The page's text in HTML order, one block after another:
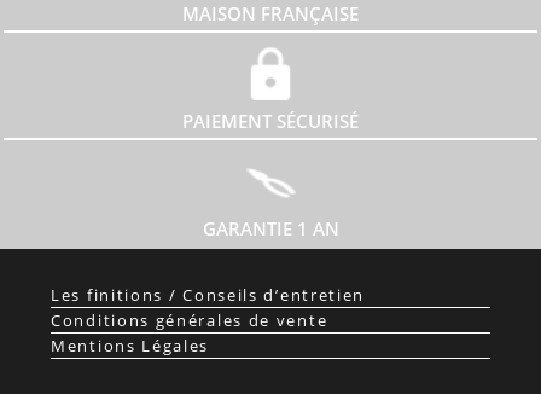
MAISON FRANÇAISE
PAIEMENT SÉCURISÉ
GARANTIE 1 AN
Les finitions / Conseils d’entretien
Conditions générales de vente
Mentions Légales